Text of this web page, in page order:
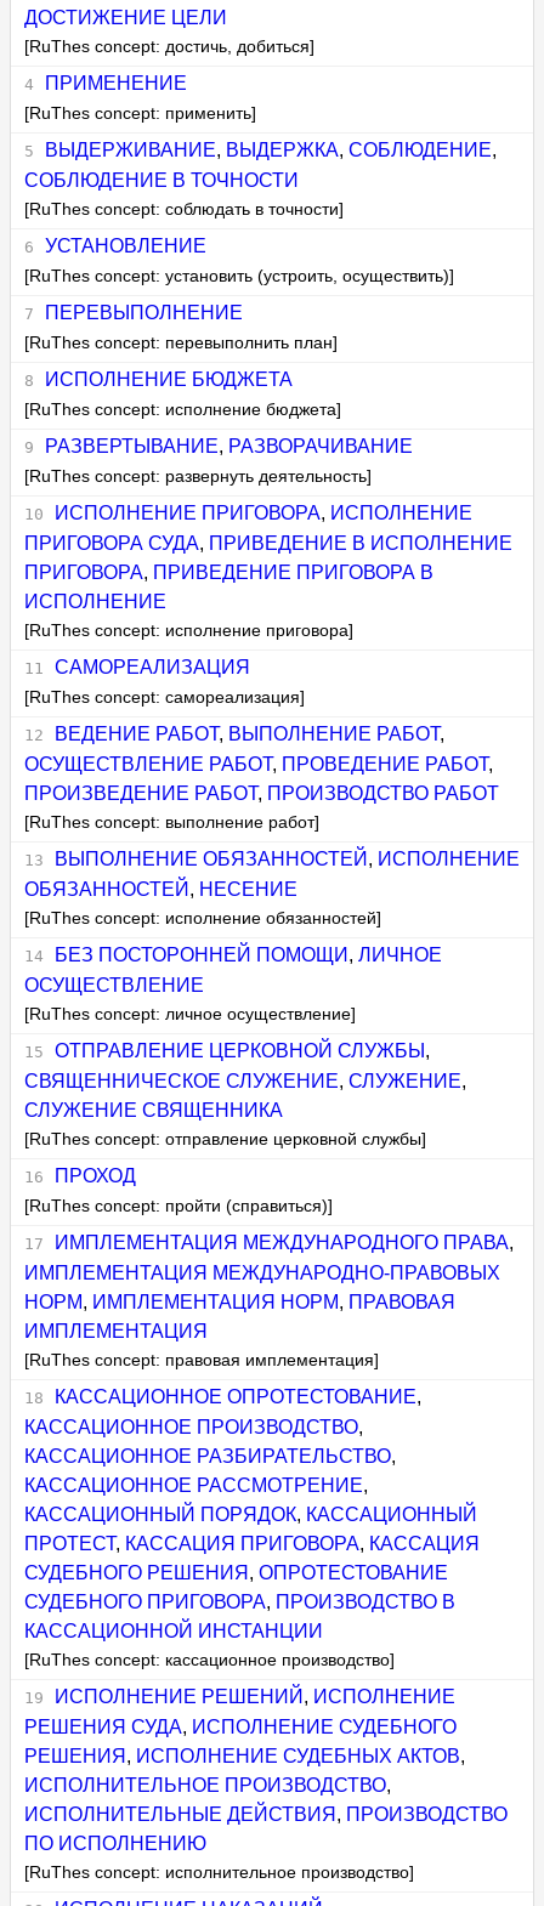
ДОСТИЖЕНИЕ ЦЕЛИ
[RuThes concept: достичь, добиться]
ПРИМЕНЕНИЕ
[RuThes concept: применить]
ВЫДЕРЖИВАНИЕ, ВЫДЕРЖКА, СОБЛЮДЕНИЕ,
СОБЛЮДЕНИЕ В ТОЧНОСТИ
[RuThes concept: соблюдать в точности]
УСТАНОВЛЕНИЕ
[RuThes concept: установить (устроить, осуществить)]
ПЕРЕВЫПОЛНЕНИЕ
[RuThes concept: перевыполнить план]
ИСПОЛНЕНИЕ БЮДЖЕТА
[RuThes concept: исполнение бюджета]
РАЗВЕРТЫВАНИЕ, РАЗВОРАЧИВАНИЕ
[RuThes concept: развернуть деятельность]
ИСПОЛНЕНИЕ ПРИГОВОРА, ИСПОЛНЕНИЕ
ПРИГОВОРА СУДА, ПРИВЕДЕНИЕ В ИСПОЛНЕНИЕ
ПРИГОВОРА, ПРИВЕДЕНИЕ ПРИГОВОРА В
ИСПОЛНЕНИЕ
[RuThes concept: исполнение приговора]
САМОРЕАЛИЗАЦИЯ
[RuThes concept: самореализация]
ВЕДЕНИЕ РАБОТ, ВЫПОЛНЕНИЕ РАБОТ,
ОСУЩЕСТВЛЕНИЕ РАБОТ, ПРОВЕДЕНИЕ РАБОТ,
ПРОИЗВЕДЕНИЕ РАБОТ, ПРОИЗВОДСТВО РАБОТ
[RuThes concept: выполнение работ]
ВЫПОЛНЕНИЕ ОБЯЗАННОСТЕЙ , ИСПОЛНЕНИЕ
ОБЯЗАННОСТЕЙ , НЕСЕНИЕ
[RuThes concept: исполнение обязанностей]
БЕЗ ПОСТОРОННЕЙ ПОМОЩИ , ЛИЧНОЕ
ОСУЩЕСТВЛЕНИЕ
[RuThes concept: личное осуществление]
ОТПРАВЛЕНИЕ ЦЕРКОВНОЙ СЛУЖБЫ ,
СВЯЩЕННИЧЕСКОЕ СЛУЖЕНИЕ,СЛУЖЕНИЕ,
СЛУЖЕНИЕ СВЯЩЕННИКА
[RuThes concept: отправление церковной службы]
ПРОХОД
[RuThes concept: пройти (справиться)]
ИМПЛЕМЕНТАЦИЯ МЕЖДУНАРОДНОГО ПРАВА,
ИМПЛЕМЕНТАЦИЯ МЕЖДУНАРОДНО-ПРАВОВЫХ
НОРМ, ИМПЛЕМЕНТАЦИЯ НОРМ, ПРАВОВАЯ
ИМПЛЕМЕНТАЦИЯ
[RuThes concept: правовая имплементация]
КАССАЦИОННОЕ ОПРОТЕСТОВАНИЕ,
КАССАЦИОННОЕ ПРОИЗВОДСТВО,
КАССАЦИОННОЕ РАЗБИРАТЕЛЬСТВО,
КАССАЦИОННОЕ РАССМОТРЕНИЕ,
КАССАЦИОННЫЙ ПОРЯДОК, КАССАЦИОННЫЙ
ПРОТЕСТ, КАССАЦИЯ ПРИГОВОРА, КАССАЦИЯ
СУДЕБНОГО РЕШЕНИЯ ,ОПРОТЕСТОВАНИЕ
СУДЕБНОГО ПРИГОВОРА, ПРОИЗВОДСТВО В
КАССАЦИОННОЙ ИНСТАНЦИИ
[RuThes concept: кассационное производство]
ИСПОЛНЕНИЕ РЕШЕНИЙ , ИСПОЛНЕНИЕ
РЕШЕНИЯ СУДА, ИСПОЛНЕНИЕ СУДЕБНОГО
РЕШЕНИЯ , ИСПОЛНЕНИЕ СУДЕБНЫХ АКТОВ,
ИСПОЛНИТЕЛЬНОЕ ПРОИЗВОДСТВО,
ИСПОЛНИТЕЛЬНЫЕ ДЕЙСТВИЯ , ПРОИЗВОДСТВО
ПО ИСПОЛНЕНИЮ
[RuThes concept: исполнительное производство]